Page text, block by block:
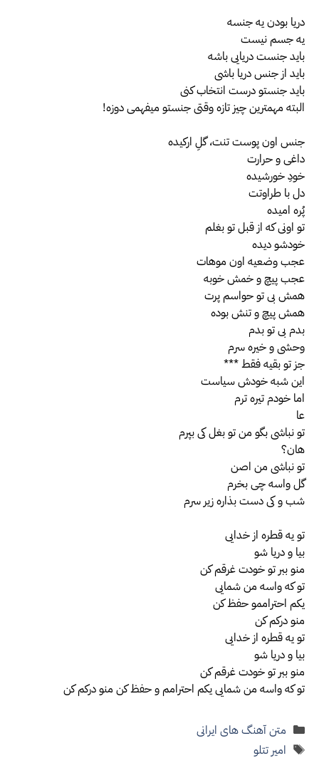
دریا بودن یه جنسه
یه جسم نیست
باید جنست دریایی باشه
باید از جنس دریا باشی
باید جنستو درست انتخاب کنی
البته مهمترین چیز تازه وقتی جنستو میفهمی دوزه!
جنس اون پوست تنت، گلِ ارکیده
داغی و حرارت
خودِ خورشیده
دل با طراوتت
پُره امیده
تو اونی که از قبل تو بغلم
خودشو دیده
عجب وضعیه اون موهات
عجب پیچ و خمش خوبه
همش بی تو حواسم پرت
همش پیچ و تنش بوده
بدم بی تو بدم
وحشی و خیره سرم
جز تو بقیه فقط ***
این شبه خودش سیاست
اما خودم تیره ترم
عا
تو نباشی بگو من تو بغل کی بپرم
هان؟
تو نباشی من اصن
گل واسه چی بخرم
شب و کی دست بذاره زیر سرم
تو یه قطره از خدایی
بیا و دریا شو
منو ببر تو خودت غرقم کن
تو که واسه من شمایی
یکم احتراممو حفظ کن
منو درکم کن
تو یه قطره از خدایی
بیا و دریا شو
منو ببر تو خودت غرقم کن
تو که واسه من شمایی یکم احترامم و حفظ کن منو درکم کن
دسته‌ها
متن آهنگ های ایرانی
برچسب‌ها
امیر تتلو